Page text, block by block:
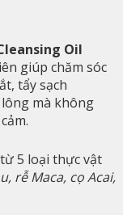
Oil
giúp chăm sóc
tẩy sạch
mà không
5 loại thực vật
rễ Maca, cọ Acai,